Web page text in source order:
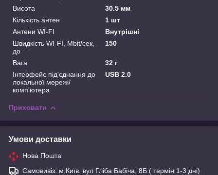
Висота
30.5 мм
Кількість антен
1 шт
Антени WI-FI
Внутрішні
Швидкість WI-FI, Mbit/сек,
до
150
Вага
32 г
Інтерфейс під'єднання до
локальної мережі/
комп'ютера
USB 2.0
Приховати
Умови доставки
Нова Пошта
Самовивіз: м.Київ. вул Гліба Бабіча, 8Б ( термін 1-3 дні)